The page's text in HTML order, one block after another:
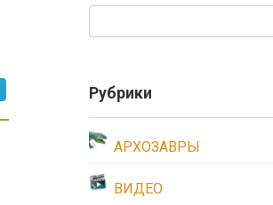
Рубрики
АРХОЗАВРЫ
ВИДЕО